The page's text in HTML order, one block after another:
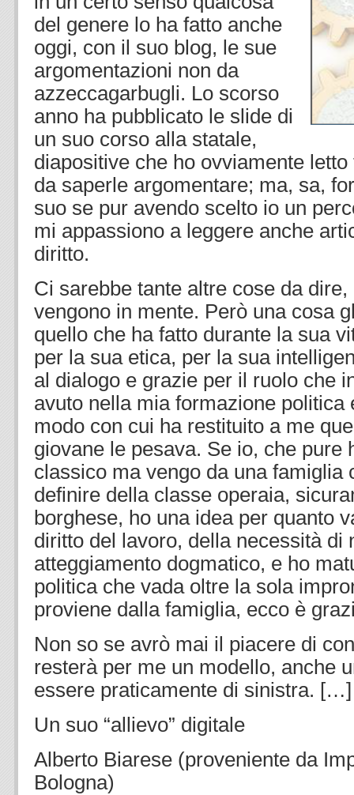
del genere lo ha fatto anche
oggi, con il suo blog, le sue
argomentazioni non da
azzeccagarbugli. Lo scorso
anno ha pubblicato le slide di
un suo corso alla statale,
diapositive che ho ovviamente
da saperle argomentare; ma, sa,
suo se pur avendo scelto io un
mi appassiono a leggere anche
diritto.
Ci sarebbe tante altre cose da
vengono in mente. Però una cosa
quello che ha fatto durante la sua
per la sua etica, per la sua
al dialogo e grazie per il ruolo che
avuto nella mia formazione politica
modo con cui ha restituito a me
giovane le pesava. Se io, che pure
classico ma vengo da una famiglia
definire della classe operaia,
borghese, ho una idea per quanto
diritto del lavoro, della necessità di
atteggiamento dogmatico, e ho
politica che vada oltre la sola
proviene dalla famiglia, ecco è
Non so se avrò mai il piacere di
resterà per me un modello, anche
essere praticamente di sinistra. […]
Un suo “allievo” digitale
Alberto Biarese (proveniente da
Bologna)